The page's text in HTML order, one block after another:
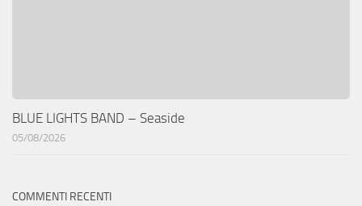
BLUE LIGHTS BAND – Seaside
05/08/2026
COMMENTI RECENTI